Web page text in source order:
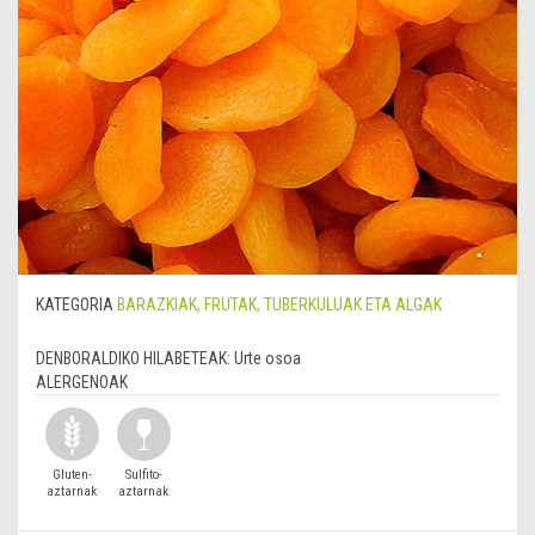
KATEGORIA BARAZKIAK, FRUTAK, TUBERKULUAK ETA ALGAK
DENBORALDIKO HILABETEAK: Urte osoa
ALERGENOAK
Gluten-
aztarnak
Sulfito-
aztarnak